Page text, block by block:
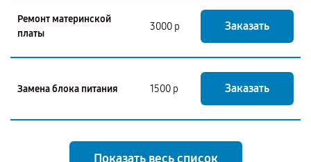
Ремонт материнской
платы
3000 р Заказать
Замена блока питания 1500 р Заказать
Показать весь список